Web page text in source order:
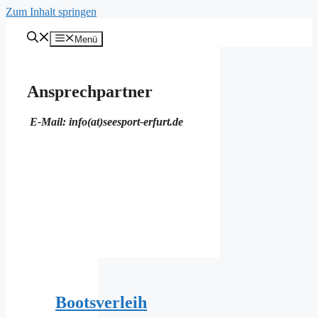
Zum Inhalt springen
Menü
Ansprechpartner
E-Mail: info(at)seesport-erfurt.de
Bootsverleih